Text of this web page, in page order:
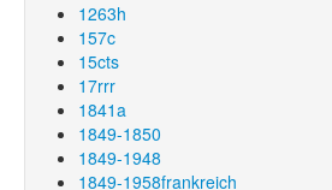
1263h
157c
15cts
17rrr
1841a
1849-1850
1849-1948
1849-1958frankreich